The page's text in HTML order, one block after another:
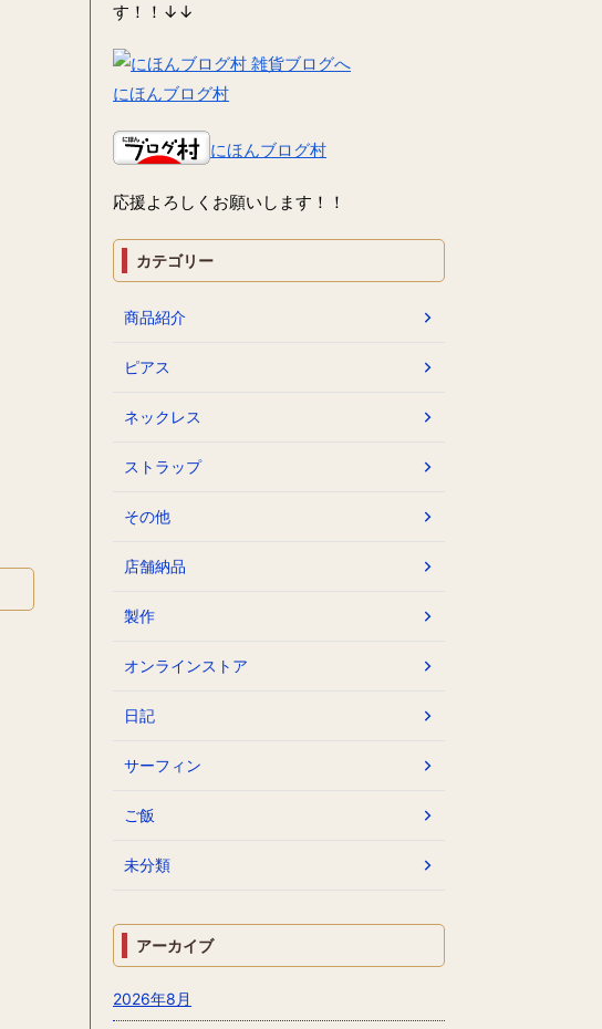
す！！↓↓
にほんブログ村
にほんブログ村
応援よろしくお願いします！！
カテゴリー
商品紹介
ピアス
ネックレス
ストラップ
その他
店舗納品
製作
オンラインストア
日記
サーフィン
ご飯
未分類
アーカイブ
2026年8月